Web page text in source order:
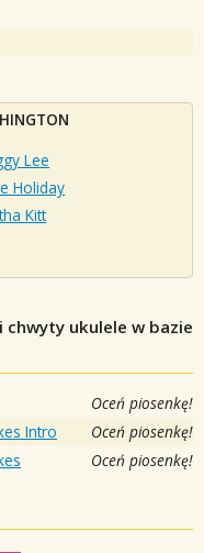
Lee
Holiday
Kitt
chwyty ukulele w bazie
Oceń piosenkę!
Intro Oceń piosenkę!
Oceń piosenkę!